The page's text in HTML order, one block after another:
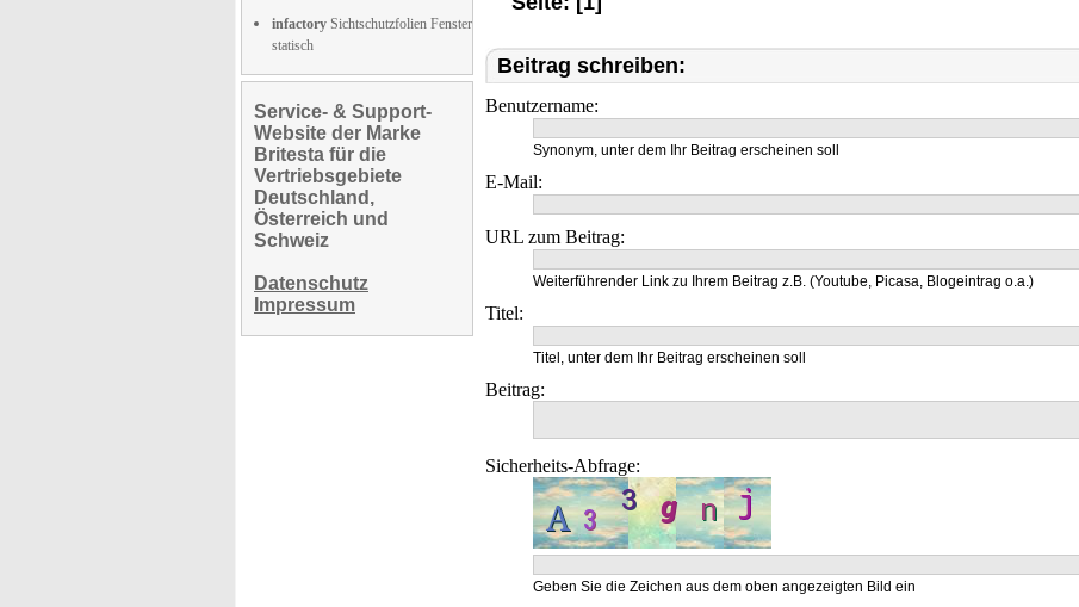
infactory Sichtschutzfolien Fenster
statisch
Service- & Support-
Website der Marke
Britesta für die
Vertriebsgebiete
Deutschland,
Österreich und
Schweiz
Datenschutz
Impressum
Beitrag schreiben:
Benutzername:
Synonym, unter dem Ihr Beitrag erscheinen soll
E-Mail:
URL zum Beitrag:
Weiterführender Link zu Ihrem Beitrag z.B. (Youtube, Picasa, Blogeintrag o.a.)
Titel:
Titel, unter dem Ihr Beitrag erscheinen soll
Beitrag:
Sicherheits-Abfrage:
Geben Sie die Zeichen aus dem oben angezeigten Bild ein